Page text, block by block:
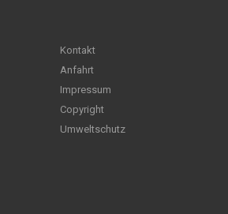
Kontakt
Anfahrt
Impressum
Copyright
Umweltschutz